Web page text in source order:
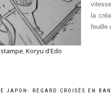
la
feuille
,Koryu d'Edo
JAPON- REGARD CROISÉS EN